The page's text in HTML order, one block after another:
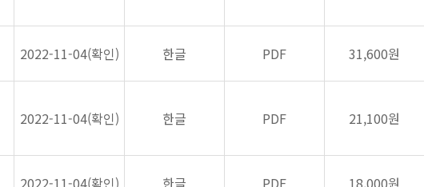
2022-11-04(확인) 한글 PDF 31,600원
2022-11-04(확인) 한글 PDF 21,100원
2022-11-04(확인) 한글 PDF 18,000원